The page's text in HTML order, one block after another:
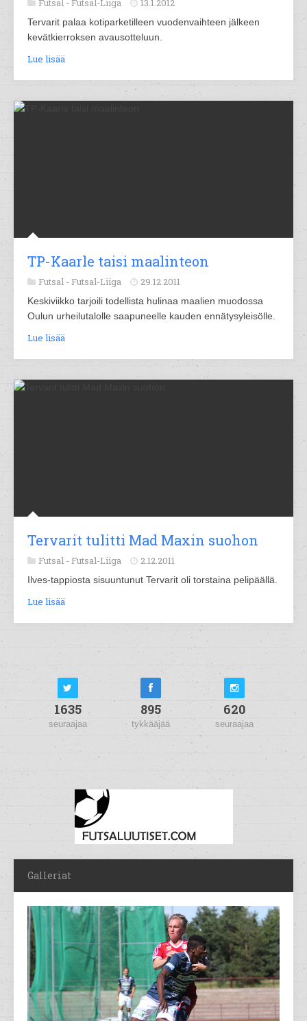
Futsal - Futsal-Liiga 13.1.2012
Tervarit palaa kotiparketilleen vuodenvaihteen jälkeen
kevätkierroksen avausotteluun.
Lue lisää
TP-Kaarle taisi maalinteon
Futsal - Futsal-Liiga 29.12.2011
Keskiviikko tarjoili todellista hulinaa maalien muodossa
Oulun urheilutalolle saapuneelle kauden ennätysyleisölle.
Lue lisää
Tervarit tulitti Mad Maxin suohon
Futsal - Futsal-Liiga 2.12.2011
Ilves-tappiosta sisuuntunut Tervarit oli torstaina pelipäällä.
Lue lisää
1635
seuraajaa
895
tykkääjää
620
seuraajaa
Galleriat